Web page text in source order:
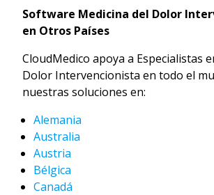
Software Medicina del Dolor
en Otros Países
CloudMedico apoya a Especialistas
Dolor Intervencionista en todo el
nuestras soluciones en:
Alemania
Australia
Austria
Bélgica
Canadá